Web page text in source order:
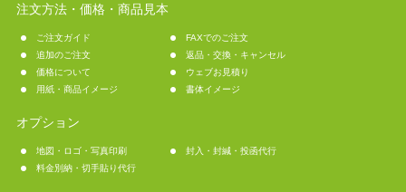
注文方法・価格・商品見本
ご注文ガイド
FAXでのご注文
追加のご注文
返品・交換・キャンセル
価格について
ウェブお見積り
用紙・商品イメージ
書体イメージ
オプション
地図・ロゴ・写真印刷
封入・封緘・投函代行
料金別納・切手貼り代行